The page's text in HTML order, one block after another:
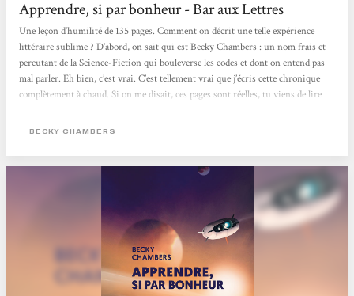
Apprendre, si par bonheur - Bar aux Lettres
Une leçon d’humilité de 135 pages. Comment on décrit une telle expérience
littéraire sublime ? D’abord, on sait qui est Becky Chambers : un nom frais et
percutant de la Science-Fiction qui bouleverse les codes et dont on entend pas
mal parler. Eh bien, c’est vrai. C’est tellement vrai que j’écris cette chronique
complètement à chaud. Si on me disait, ces pages sont réelles, tu viens de lire
fermés.C’est limpide. C’est plus que limpide, c’est plausible et millimétré. On...
BECKY CHAMBERS